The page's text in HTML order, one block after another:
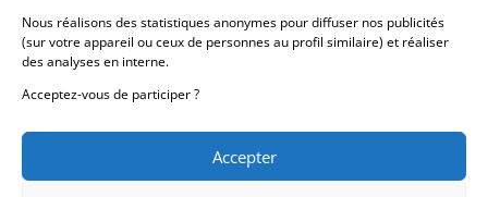
Nous réalisons des statistiques anonymes pour diffuser nos publicités
(sur votre appareil ou ceux de personnes au profil similaire) et réaliser
des analyses en interne.
Acceptez-vous de participer ?
Accepter
Coordonnées